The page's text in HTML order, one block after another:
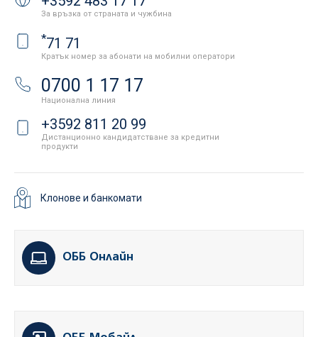
За връзка от страната и чужбина
*71 71
Кратък номер за абонати на мобилни оператори
0700 1 17 17
Национална линия
+3592 811 20 99
Дистанционно кандидатстване за кредитни
продукти
Клонове и банкомати
ОББ Онлайн